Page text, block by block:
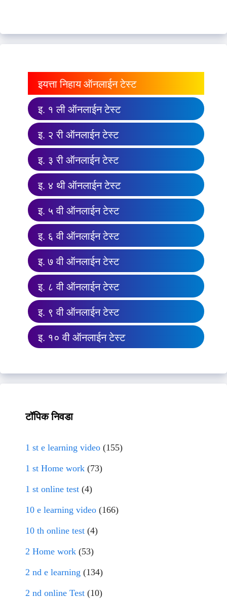
इयत्ता निहाय ऑनलाईन टेस्ट
इ. १ ली ऑनलाईन टेस्ट
इ. २ री ऑनलाईन टेस्ट
इ. ३ री ऑनलाईन टेस्ट
इ. ४ थी ऑनलाईन टेस्ट
इ. ५ वी ऑनलाईन टेस्ट
इ. ६ वी ऑनलाईन टेस्ट
इ. ७ वी ऑनलाईन टेस्ट
इ. ८ वी ऑनलाईन टेस्ट
इ. ९ वी ऑनलाईन टेस्ट
इ. १० वी ऑनलाईन टेस्ट
टॉपिक निवडा
1 st e learning video (155)
1 st Home work (73)
1 st online test (4)
10 e learning video (166)
10 th online test (4)
2 Home work (53)
2 nd e learning (134)
2 nd online Test (10)